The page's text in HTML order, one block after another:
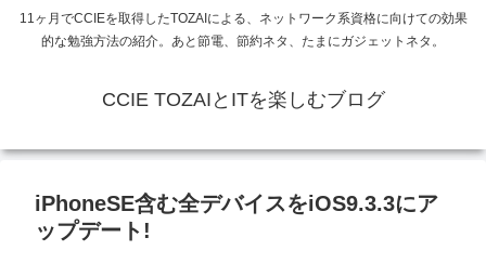
11ヶ月でCCIEを取得したTOZAIによる、ネットワーク系資格に向けての効果
的な勉強方法の紹介。あと節電、節約ネタ、たまにガジェットネタ。
CCIE TOZAIとITを楽しむブログ
iPhoneSE含む全デバイスをiOS9.3.3にア
ップデート!